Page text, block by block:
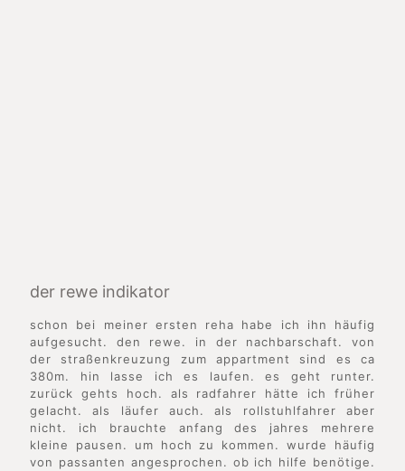
der rewe indikator
schon bei meiner ersten reha habe ich ihn häufig
aufgesucht. den rewe. in der nachbarschaft. von
der straßenkreuzung zum appartment sind es ca
380m. hin lasse ich es laufen. es geht runter.
zurück gehts hoch. als radfahrer hätte ich früher
gelacht. als läufer auch. als rollstuhlfahrer aber
nicht. ich brauchte anfang des jahres mehrere
kleine pausen. um hoch zu kommen. wurde häufig
von passanten angesprochen. ob ich hilfe benötige.